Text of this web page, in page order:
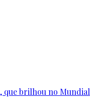
que brilhou no Mundial